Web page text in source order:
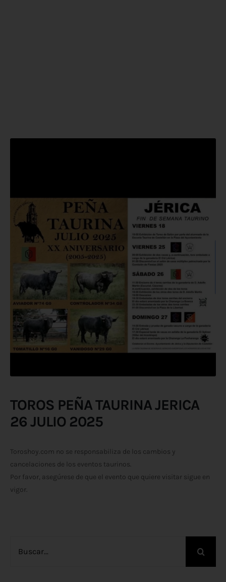
TOROS PEÑA TAURINA JERICA
26 JULIO 2025
Toroshoy.com no se responsabiliza de los cambios y
cancelaciones de los eventos taurinos.
Por favor, asegúrese de que el evento que quiere visitar sigue en
vigor.